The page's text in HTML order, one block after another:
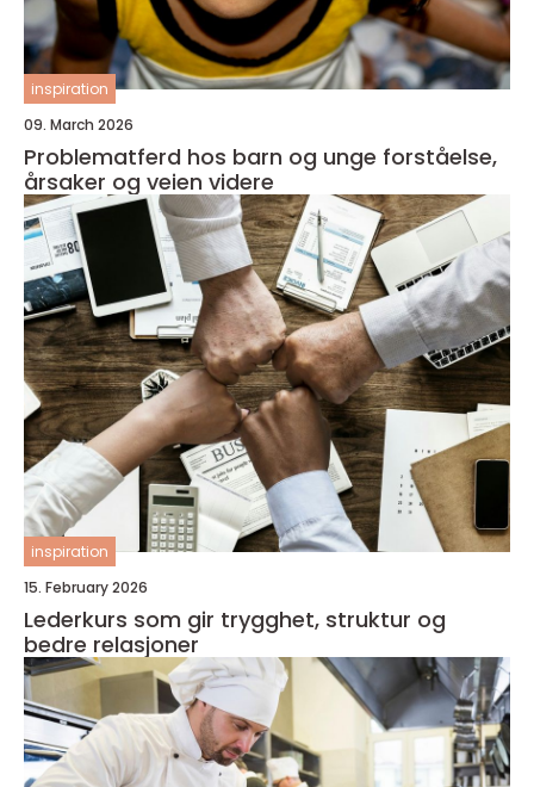
inspiration
09. March 2026
Problematferd hos barn og unge forståelse,
årsaker og veien videre
inspiration
15. February 2026
Lederkurs som gir trygghet, struktur og
bedre relasjoner